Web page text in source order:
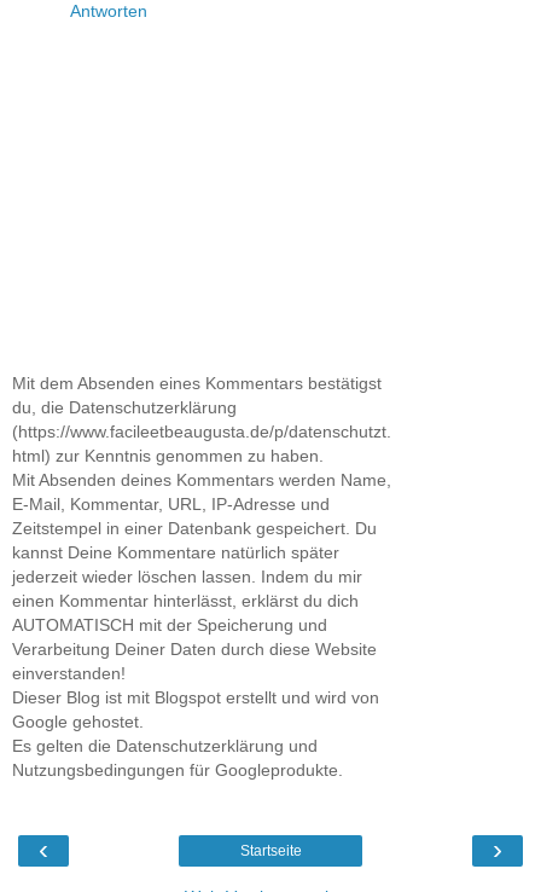
Antworten
Mit dem Absenden eines Kommentars bestätigst
du, die Datenschutzerklärung
(https://www.facileetbeaugusta.de/p/datenschutzt.
html) zur Kenntnis genommen zu haben.
Mit Absenden deines Kommentars werden Name,
E-Mail, Kommentar, URL, IP-Adresse und
Zeitstempel in einer Datenbank gespeichert. Du
kannst Deine Kommentare natürlich später
jederzeit wieder löschen lassen. Indem du mir
einen Kommentar hinterlässt, erklärst du dich
AUTOMATISCH mit der Speicherung und
Verarbeitung Deiner Daten durch diese Website
einverstanden!
Dieser Blog ist mit Blogspot erstellt und wird von
Google gehostet.
Es gelten die Datenschutzerklärung und
Nutzungsbedingungen für Googleprodukte.
‹ ›
Startseite